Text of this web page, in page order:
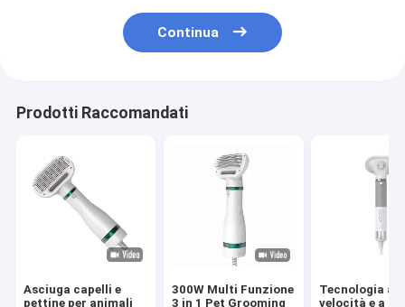
Continua
Prodotti Raccomandati
Asciuga capelli e
pettine per animali
300W Multi Funzione
3 in 1 Pet Grooming
Tecnologia
velocità e a